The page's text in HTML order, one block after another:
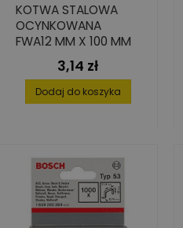
KOTWA STALOWA
OCYNKOWANA
FWA12 MM X 100 MM
Cena
3,14 zł
Dodaj do koszyka